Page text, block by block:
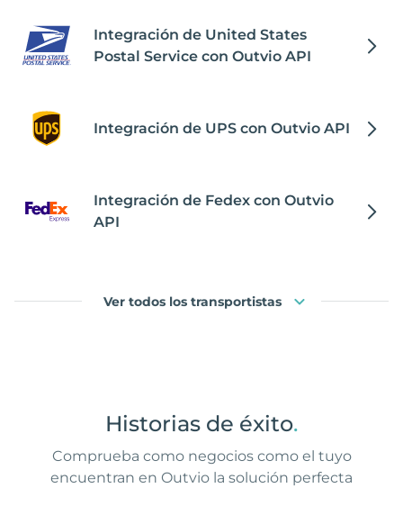
Integración de United States
Postal Service con Outvio API
Integración de UPS con Outvio API
Integración de Fedex con Outvio
API
Ver todos los transportistas
Historias de éxito.
Comprueba como negocios como el tuyo
encuentran en Outvio la solución perfecta